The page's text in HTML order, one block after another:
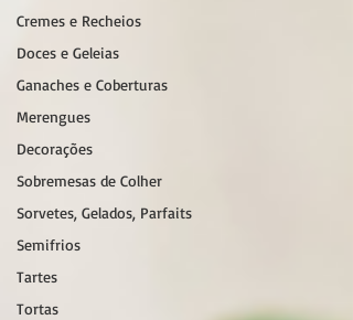
Cremes e Recheios
Doces e Geleias
Ganaches e Coberturas
Merengues
Decorações
Sobremesas de Colher
Sorvetes, Gelados, Parfaits
Semifrios
Tartes
Tortas